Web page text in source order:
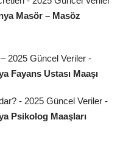
Masör – Masöz
2025 Güncel Veriler -
Fayans Ustası Maaşı
- 2025 Güncel Veriler -
Psikolog Maaşları